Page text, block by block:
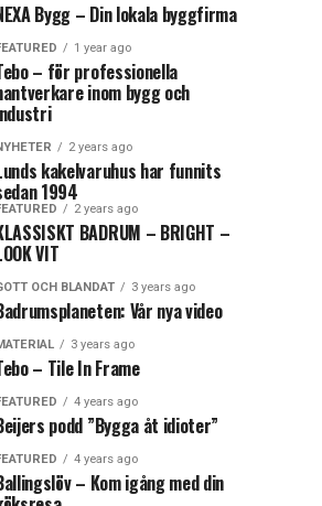
Bygg – Din lokala byggfirma
1 year ago
– för professionella
inom bygg och
2 years ago
kakelvaruhus har funnits
1994
2 years ago
BADRUM – BRIGHT –
VIT
OCH BLANDAT 3 years ago
Vår nya video
3 years ago
– Tile In Frame
4 years ago
podd ”Bygga åt idioter”
4 years ago
– Kom igång med din